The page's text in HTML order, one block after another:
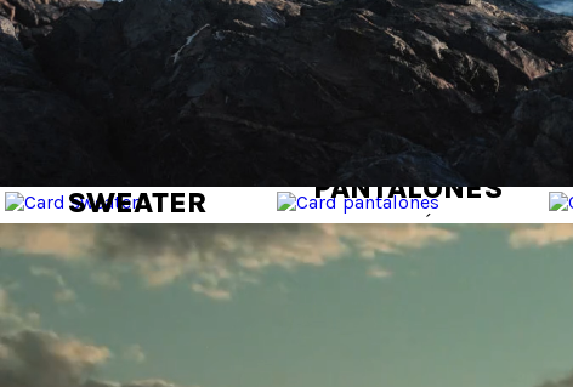
SWEATER PANTALONES
VER MÁS